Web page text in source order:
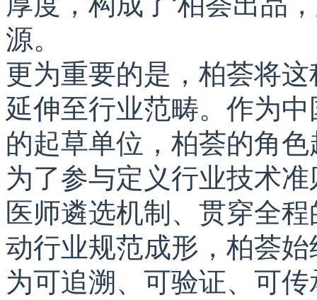
源。
更为重要的是，柏荟将
延伸至行业范畴。作为
的起草单位，柏荟的角
为了参与定义行业技术
医师遴选机制、贯穿全
动行业规范成形，柏荟
为可追溯、可验证、可